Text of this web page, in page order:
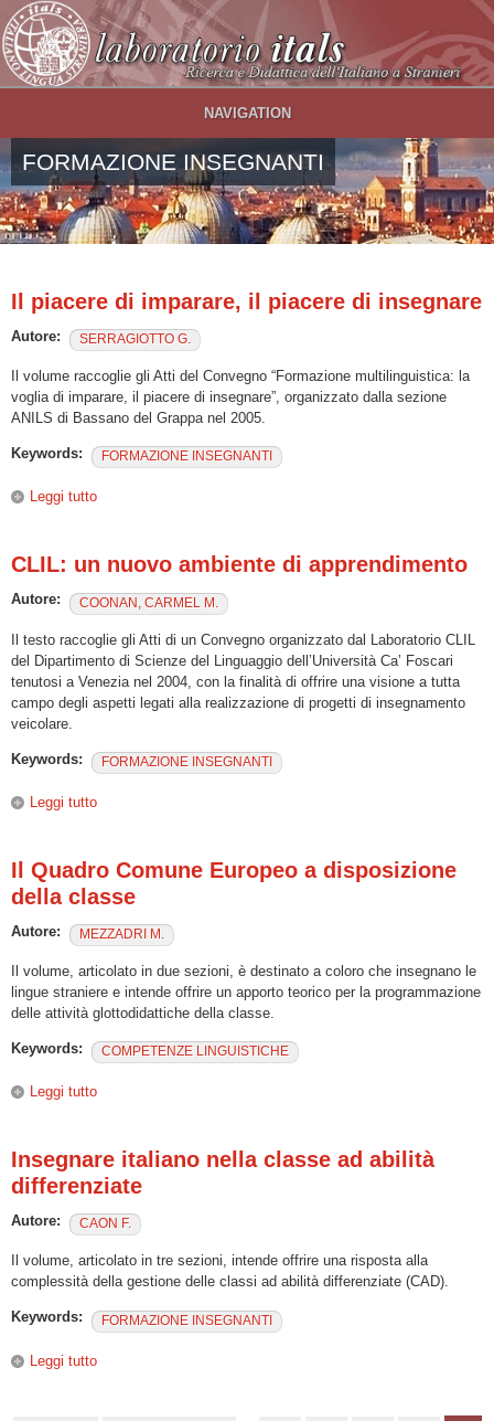
Salta al contenuto principale
NAVIGATION
FORMAZIONE INSEGNANTI
Il piacere di imparare, il piacere di insegnare
Autore: SERRAGIOTTO G.
Il volume raccoglie gli Atti del Convegno “Formazione multilinguistica: la
voglia di imparare, il piacere di insegnare”, organizzato dalla sezione
ANILS di Bassano del Grappa nel 2005.
Keywords: FORMAZIONE INSEGNANTI
Leggi tutto
CLIL: un nuovo ambiente di apprendimento
Autore: COONAN, CARMEL M.
Il testo raccoglie gli Atti di un Convegno organizzato dal Laboratorio CLIL
del Dipartimento di Scienze del Linguaggio dell’Università Ca’ Foscari
tenutosi a Venezia nel 2004, con la finalità di offrire una visione a tutta
campo degli aspetti legati alla realizzazione di progetti di insegnamento
veicolare.
Keywords: FORMAZIONE INSEGNANTI
Leggi tutto
Il Quadro Comune Europeo a disposizione
della classe
Autore: MEZZADRI M.
Il volume, articolato in due sezioni, è destinato a coloro che insegnano le
lingue straniere e intende offrire un apporto teorico per la programmazione
delle attività glottodidattiche della classe.
Keywords: COMPETENZE LINGUISTICHE
Leggi tutto
Insegnare italiano nella classe ad abilità
differenziate
Autore: CAON F.
Il volume, articolato in tre sezioni, intende offrire una risposta alla
complessità della gestione delle classi ad abilità differenziate (CAD).
Keywords: FORMAZIONE INSEGNANTI
Leggi tutto